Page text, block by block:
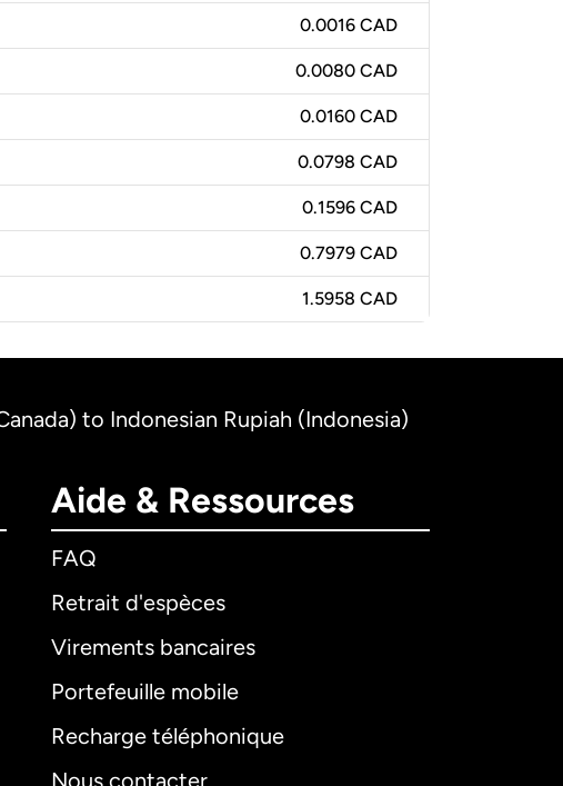
0.0016 CAD
0.0080 CAD
0.0160 CAD
0.0798 CAD
0.1596 CAD
0.7979 CAD
1.5958 CAD
to Indonesian Rupiah (Indonesia)
Aide & Ressources
FAQ
Retrait d'espèces
Virements bancaires
Portefeuille mobile
Recharge téléphonique